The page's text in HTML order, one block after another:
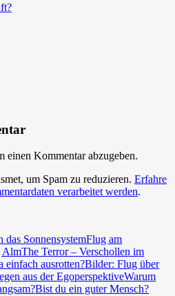
einen Kommentar abzugeben.
um Spam zu reduzieren. Erfahre
verarbeitet werden.
das SonnensystemFlug am
AlmThe Terror – Verschollen im
einfach ausrotten?Bilder: Flug über
aus der EgoperspektiveWarum
Bist du ein guter Mensch?